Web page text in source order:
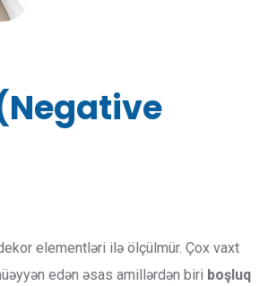
elementləri ilə ölçülmür. Çox vaxt
edən əsas amillərdən biri boşluq